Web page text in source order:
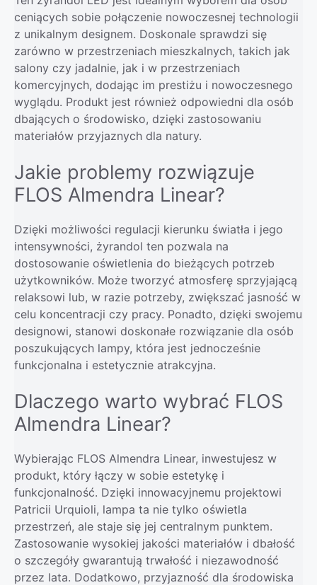
ceniących sobie połączenie nowoczesnej technologii
z unikalnym designem. Doskonale sprawdzi się
zarówno w przestrzeniach mieszkalnych, takich jak
salony czy jadalnie, jak i w przestrzeniach
komercyjnych, dodając im prestiżu i nowoczesnego
wyglądu. Produkt jest również odpowiedni dla osób
dbających o środowisko, dzięki zastosowaniu
materiałów przyjaznych dla natury.
Jakie problemy rozwiązuje
FLOS Almendra Linear?
Dzięki możliwości regulacji kierunku światła i jego
intensywności, żyrandol ten pozwala na
dostosowanie oświetlenia do bieżących potrzeb
użytkowników. Może tworzyć atmosferę sprzyjającą
relaksowi lub, w razie potrzeby, zwiększać jasność w
celu koncentracji czy pracy. Ponadto, dzięki swojemu
designowi, stanowi doskonałe rozwiązanie dla osób
poszukujących lampy, która jest jednocześnie
funkcjonalna i estetycznie atrakcyjna.
Dlaczego warto wybrać FLOS
Almendra Linear?
Wybierając FLOS Almendra Linear, inwestujesz w
produkt, który łączy w sobie estetykę i
funkcjonalność. Dzięki innowacyjnemu projektowi
Patricii Urquioli, lampa ta nie tylko oświetla
przestrzeń, ale staje się jej centralnym punktem.
Zastosowanie wysokiej jakości materiałów i dbałość
o szczegóły gwarantują trwałość i niezawodność
przez lata. Dodatkowo, przyjazność dla środowiska